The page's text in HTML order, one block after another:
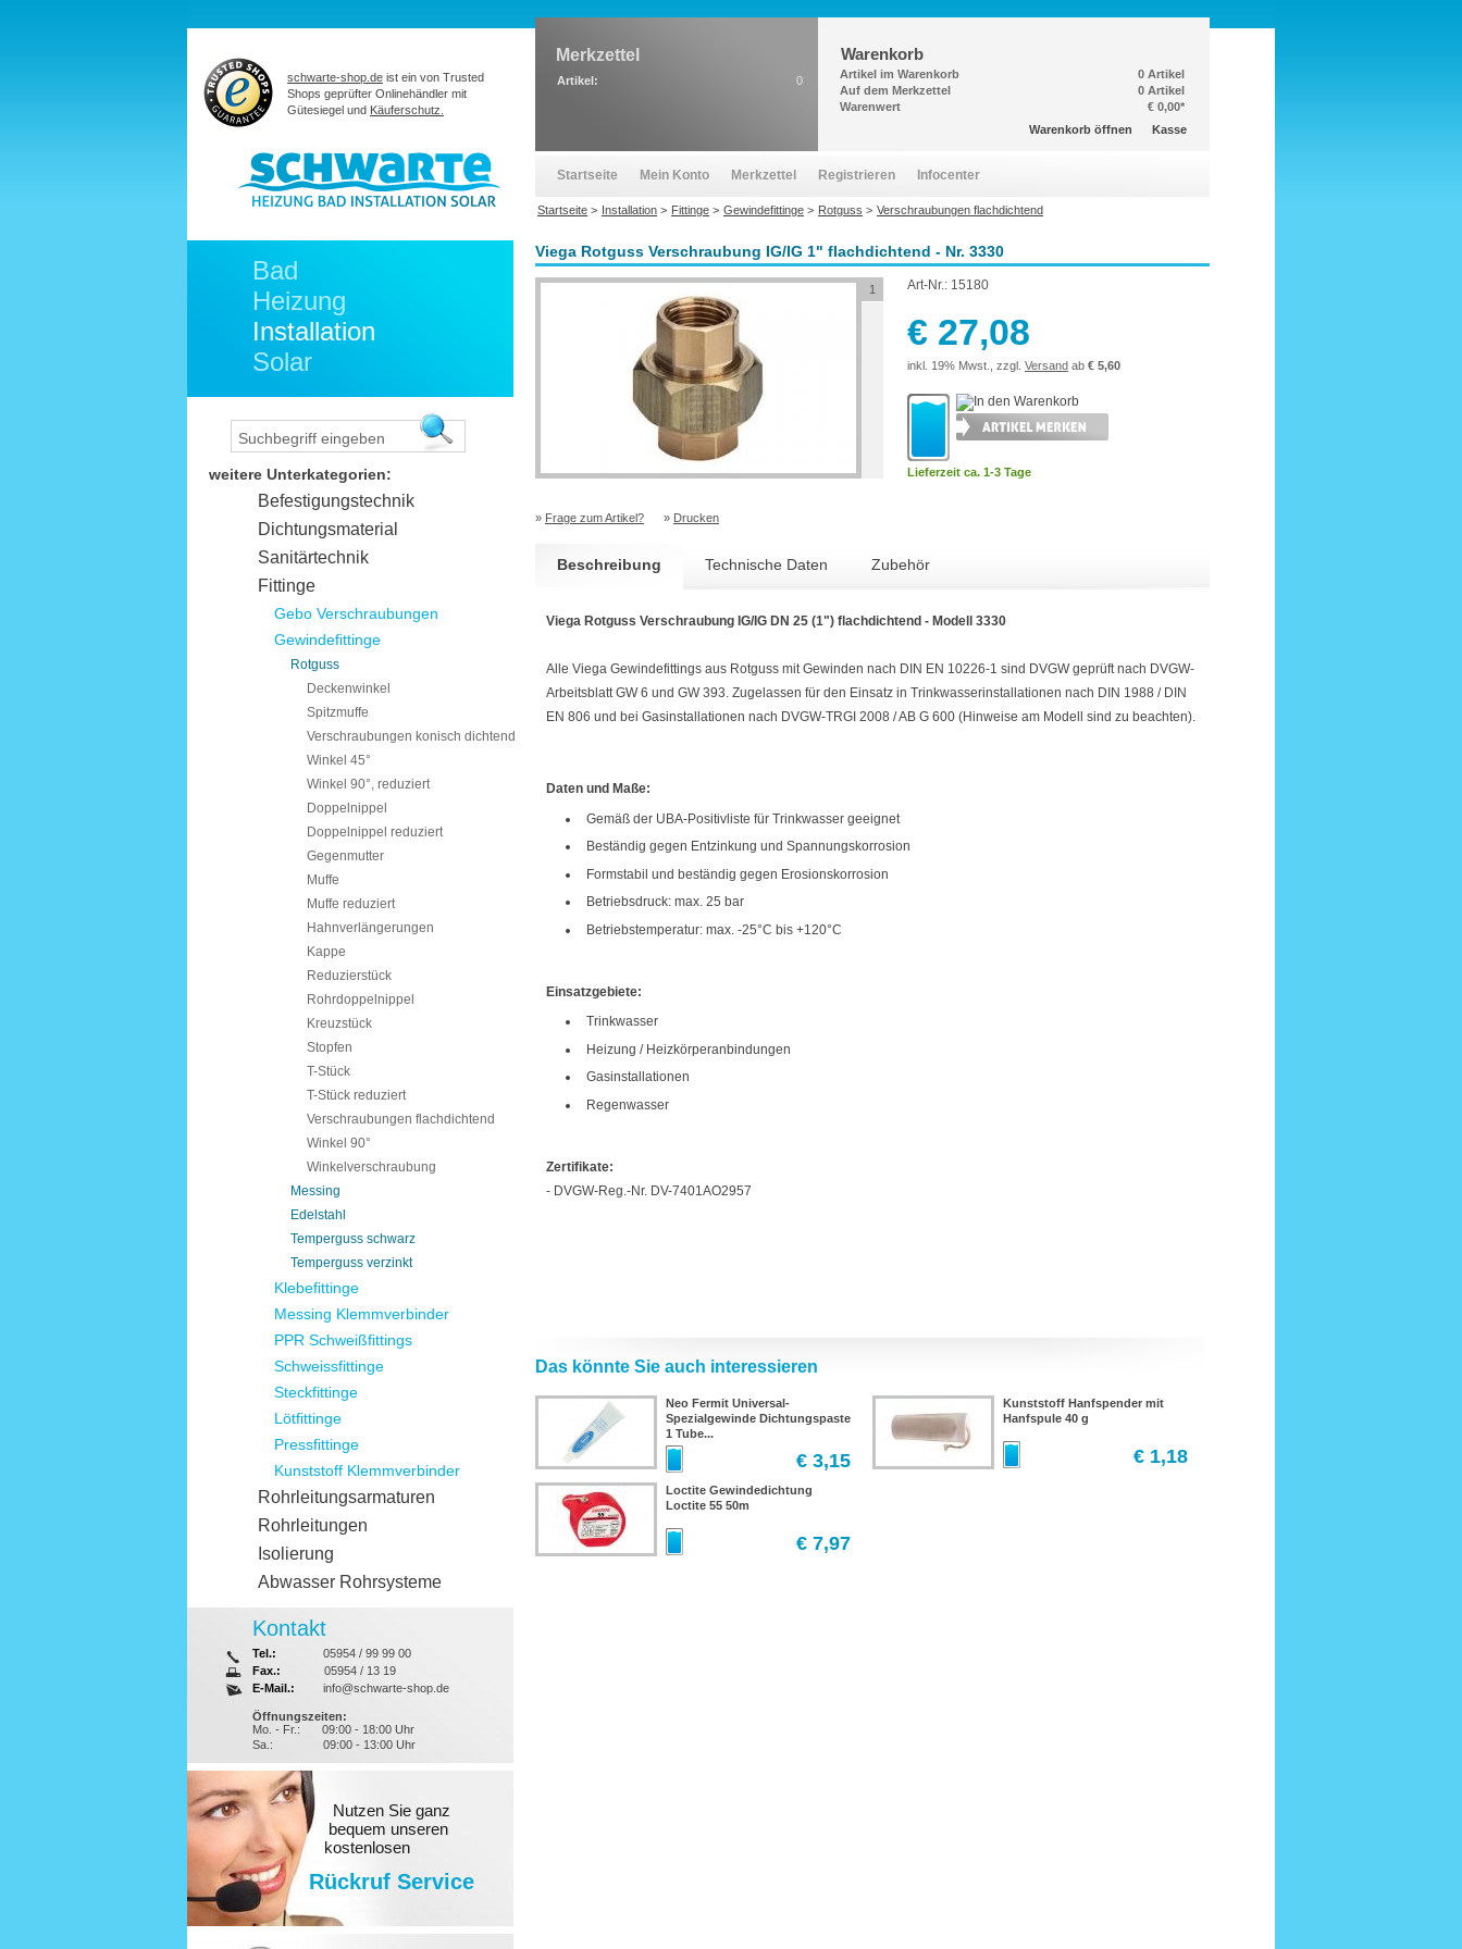
Viega Rotguss Verschraubung IG/IG 1" flachdichtend - Nr. 3330
1 Art-Nr.: 15180
€ 27,08
inkl. 19% Mwst., zzgl. Versand ab € 5,60
Lieferzeit ca. 1-3 Tage
» Frage zum Artikel? » Drucken
Beschreibung Technische Daten Zubehör
Viega Rotguss Verschraubung IG/IG DN 25 (1") flachdichtend - Modell 3330
Alle Viega Gewindefittings aus Rotguss mit Gewinden nach DIN EN 10226-1 sind DVGW geprüft nach DVGW-
Arbeitsblatt GW 6 und GW 393. Zugelassen für den Einsatz in Trinkwasserinstallationen nach DIN 1988 / DIN
EN 806 und bei Gasinstallationen nach DVGW-TRGI 2008 / AB G 600 (Hinweise am Modell sind zu beachten).
Daten und Maße:
Gemäß der UBA-Positivliste für Trinkwasser geeignet
Beständig gegen Entzinkung und Spannungskorrosion
Formstabil und beständig gegen Erosionskorrosion
Betriebsdruck: max. 25 bar
Betriebstemperatur: max. -25°C bis +120°C
Einsatzgebiete:
Trinkwasser
Heizung / Heizkörperanbindungen
Gasinstallationen
Regenwasser
Zertifikate:
- DVGW-Reg.-Nr. DV-7401AO2957
Das könnte Sie auch interessieren
Neo Fermit Universal-
Spezialgewinde Dichtungspaste
1 Tube...
€ 3,15
Kunststoff Hanfspender mit
Hanfspule 40 g
€ 1,18
Loctite Gewindedichtung
Loctite 55 50m
€ 7,97
Bad
Heizung
Installation
Solar
weitere Unterkategorien:
Befestigungstechnik
Dichtungsmaterial
Sanitärtechnik
Fittinge
Gebo Verschraubungen
Gewindefittinge
Rotguss
Deckenwinkel
Spitzmuffe
Verschraubungen konisch dichtend
Winkel 45°
Winkel 90°, reduziert
Doppelnippel
Doppelnippel reduziert
Gegenmutter
Muffe
Muffe reduziert
Hahnverlängerungen
Kappe
Reduzierstück
Rohrdoppelnippel
Kreuzstück
Stopfen
T-Stück
T-Stück reduziert
Verschraubungen flachdichtend
Winkel 90°
Winkelverschraubung
Messing
Edelstahl
Temperguss schwarz
Temperguss verzinkt
Klebefittinge
Messing Klemmverbinder
PPR Schweißfittings
Schweissfittinge
Steckfittinge
Lötfittinge
Pressfittinge
Kunststoff Klemmverbinder
Rohrleitungsarmaturen
Rohrleitungen
Isolierung
Abwasser Rohrsysteme
Kontakt
Tel.:
05954 / 99 99 00
Fax.:
05954 / 13 19
E-Mail.:
info@schwarte-shop.de
Öffnungszeiten:
Mo. - Fr.:
09:00 - 18:00 Uhr
Sa.:
09:00 - 13:00 Uhr
Nutzen Sie ganz
bequem unseren
kostenlosen
Rückruf Service
schwarte-shop.de ist ein von Trusted
Shops geprüfter Onlinehändler mit
Gütesiegel und Käuferschutz.
Merkzettel
Artikel: 0
Warenkorb
Artikel im Warenkorb
0 Artikel
Auf dem Merkzettel
0 Artikel
Warenwert
€ 0,00*
Warenkorb öffnen
Kasse
Startseite Mein Konto Merkzettel Registrieren Infocenter
Startseite > Installation > Fittinge > Gewindefittinge > Rotguss > Verschraubungen flachdichtend